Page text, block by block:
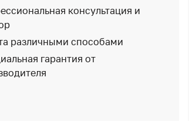
консультация и
различными способами
гарантия от